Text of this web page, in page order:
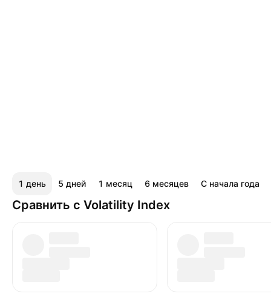
1 день 5 дней 1 месяц 6 месяцев С начала года
Сравнить с Volatility Index